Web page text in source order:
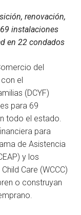
renovación,
instalaciones
en 22 condados
del
el
(DCYF)
para 69
todo el estado.
para
de Asistencia
y los
Care (WCCC)
o construyan